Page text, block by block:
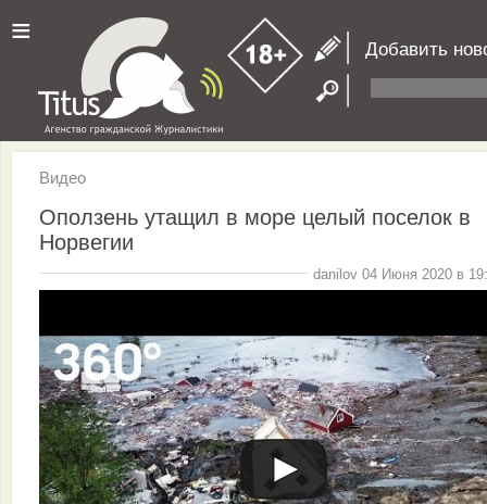
≡ Добавить
Видео
Оползень утащил в море целый поселок в
Норвегии
danilov 04 Июня 2020 в